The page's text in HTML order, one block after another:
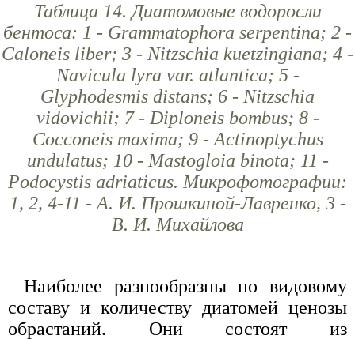
Таблица 14. Диатомовые водоросли
бентоса: 1 - Grammatophora serpentina; 2 -
Caloneis liber; 3 - Nitzschia kuetzingiana; 4 -
Navicula lyra var. atlantica; 5 -
Glyphodesmis distans; 6 - Nitzschia
vidovichii; 7 - Diploneis bombus; 8 -
Cocconeis maxima; 9 - Actinoptychus
undulatus; 10 - Mastogloia binota; 11 -
Podocystis adriaticus. Микрофотографии:
1, 2, 4-11 - А. И. Прошкиной-Лавренко, 3 -
В. И. Михайлова
Наиболее разнообразны по видовому
составу и количеству диатомей ценозы
обрастаний. Они состоят из